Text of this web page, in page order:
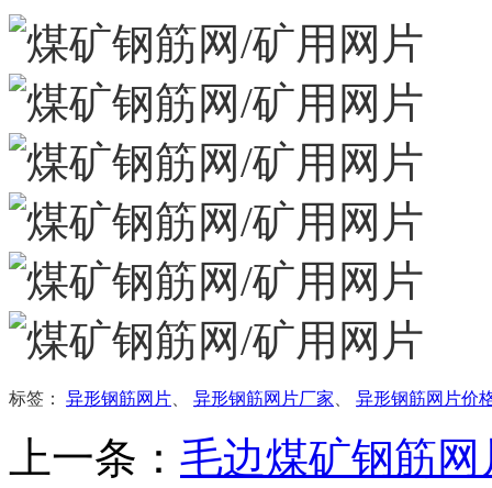
标签： 异形钢筋网片 异形钢筋网片厂家 异形钢筋网片价
上一条： 毛边煤矿钢筋网